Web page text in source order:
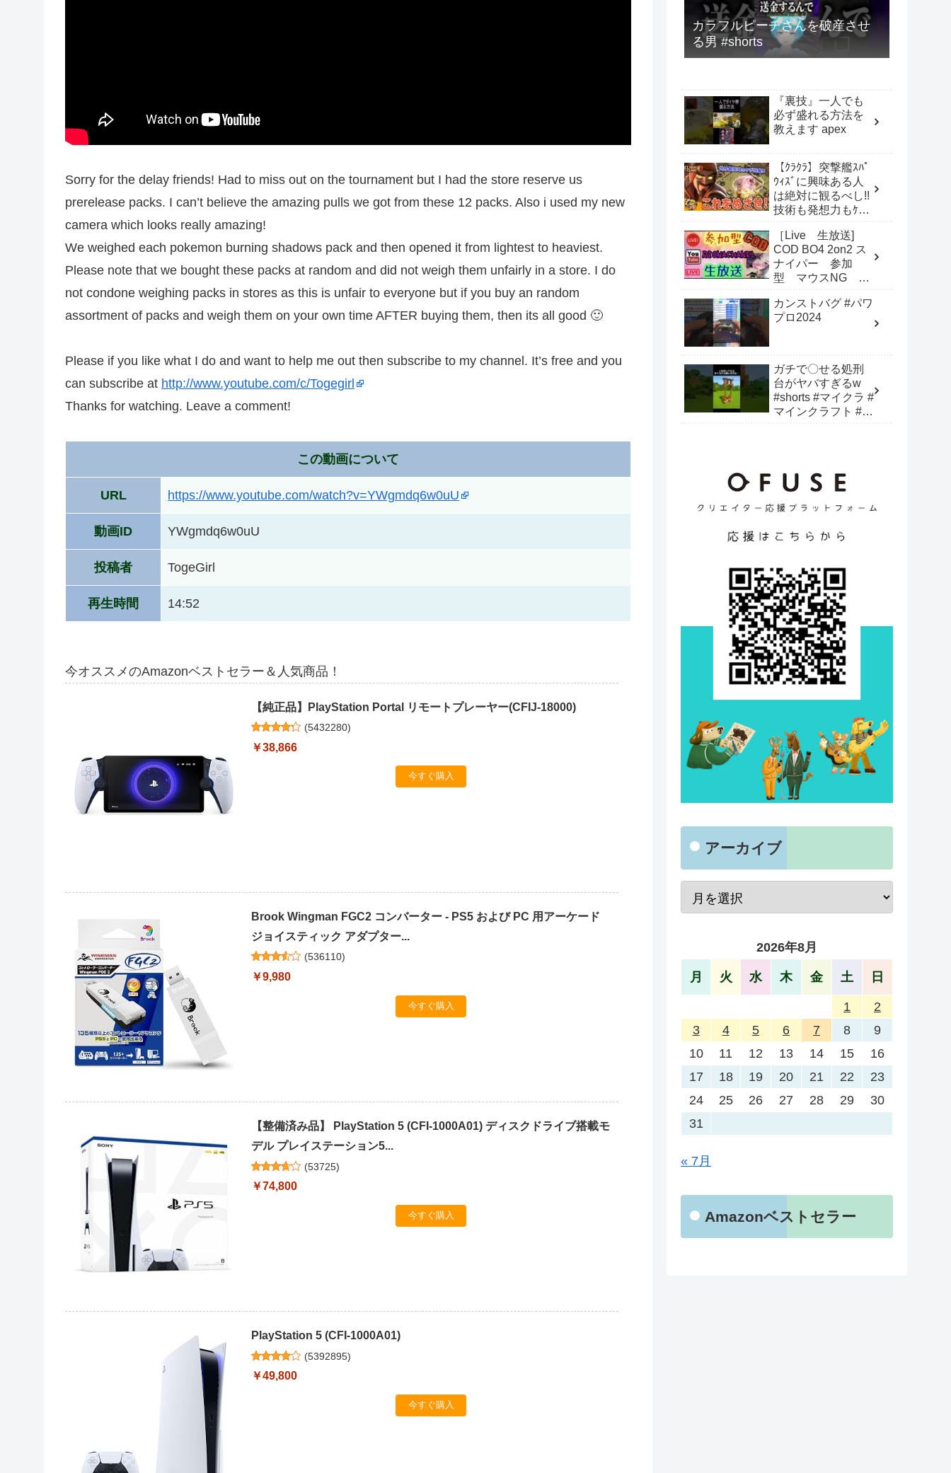
Sorry for the delay friends! Had to miss out on the tournament but I had the store reserve us
prerelease packs. I can’t believe the amazing pulls we got from these 12 packs. Also i used my new
camera which looks really amazing!
We weighed each pokemon burning shadows pack and then opened it from lightest to heaviest.
Please note that we bought these packs at random and did not weigh them unfairly in a store. I do
not condone weighing packs in stores as this is unfair to everyone but if you buy an random
assortment of packs and weigh them on your own time AFTER buying them, then its all good 🙂
Please if you like what I do and want to help me out then subscribe to my channel. It’s free and you
can subscribe at http://www.youtube.com/c/Togegirl
Thanks for watching. Leave a comment!
この動画について
URL https://www.youtube.com/watch?v=YWgmdq6w0uU
動画ID YWgmdq6w0uU
投稿者 TogeGirl
再生時間 14:52
今オススメのAmazonベストセラー＆人気商品！
【純正品】PlayStation Portal リモートプレーヤー(CFIJ-18000)
(5432280)
￥38,866
今すぐ購入
Brook Wingman FGC2 コンバーター - PS5 および PC 用アーケード
ジョイスティック アダプター...
(536110)
￥9,980
今すぐ購入
【整備済み品】 PlayStation 5 (CFI-1000A01) ディスクドライブ搭載モ
デル プレイステーション5...
(53725)
￥74,800
今すぐ購入
PlayStation 5 (CFI-1000A01)
(5392895)
￥49,800
今すぐ購入
カラフルピーチさんを破産させ
る男 #shorts
『裏技』一人でも
必ず盛れる方法を
教えます apex
【ｸﾗｸﾗ】突撃艦ｽﾊﾟ
ｳｨｽﾞに興味ある人
は絶対に観るべし!!
技術も発想力もｹﾀ
ﾗｽのｽﾊﾟｳｨｽ!!
［Live 生放送]
COD BO4 2on2 ス
ナイパー 参加
型 マウスNG 猛
カンストバグ #パワ
プロ2024
ガチで〇せる処刑
台がヤバすぎるw
#shorts #マイクラ #
マインクラフト #建
アーカイブ
2026年8月
月 火 水 木 金 土 日
1
2
3
4 5 6 7 8
9
10
11 12 13 14 15
16
17
18 19 20 21 22
23
24
25 26 27 28 29
30
31
« 7月
Amazonベストセラー